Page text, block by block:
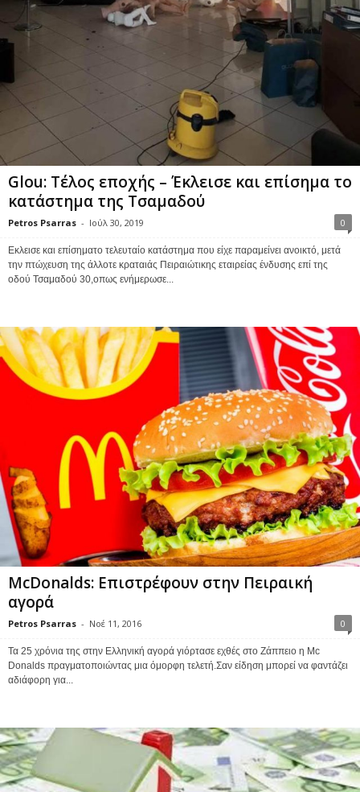
Glou: Tέλος εποχής – Έκλεισε και επίσημα το
κατάστημα της Τσαμαδού
Petros Psarras - Ιούλ 30, 2019 0
Εκλεισε και επίσηματο τελευταίο κατάστημα που είχε παραμείνει ανοικτό, μετά
την πτώχευση της άλλοτε κραταιάς Πειραιώτικης εταιρείας ένδυσης επί της
οδού Τσαμαδού 30,οπως ενήμερωσε...
McDonalds: Επιστρέφουν στην Πειραική
αγορά
Petros Psarras - Νοέ 11, 2016 0
Τα 25 χρόνια της στην Ελληνική αγορά γιόρτασε εχθές στο Ζάππειο η Mc
Donalds πραγματοποιώντας μια όμορφη τελετή.Σαν είδηση μπορεί να φαντάζει
αδιάφορη για...